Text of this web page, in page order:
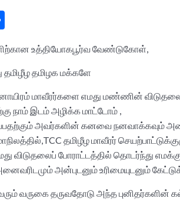
h
ar
e
உத்தியோகபூர்வ வேண்டுகோள்,
தமிழீழ தமிழக மக்களே
மாவீரர்களை எமது மண்ணின்
நாம் இடம் அழிக்க மாட்டோம் ,
அவர்களின் கனவை நனவாக்கவும்
தமிழீழ மாவீரர்
விடுதலைப் போராட்டத்தில் தொடர்ந்து
அன்புடனும் உரிமையுடனும்
வருகை தருவதோடு அந்த